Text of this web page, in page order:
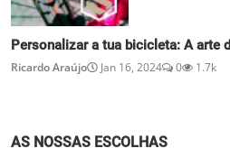
Personalizar a tua bicicleta: A arte
Ricardo Araújo Jan 16, 2024 0 1.7k
AS NOSSAS ESCOLHAS